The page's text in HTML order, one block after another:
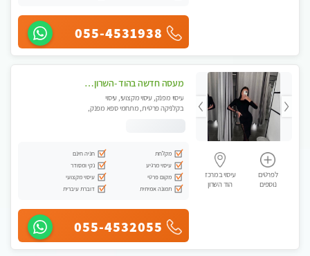
055-4531938
לפרטים
נוספים
עיסוי במרכז
הוד השרון
מעסה חדשה בהוד -השרון -כל סוגי העיסויים מעסה מקצועית ואיכותית פרטי!!!מומלץ לחלוטין!!
עיסוי מפנק, עיסוי מקצועי, עיסוי
בקלניקה פרטית, מתחמי ספא מפנק,
מקלחת
חניה חינם
עיסוי מרגיע
נקי ומסודר
מקום פרטי
עיסוי מקצועי
תמונה אמיתית
דוברת עיברית
055-4532055